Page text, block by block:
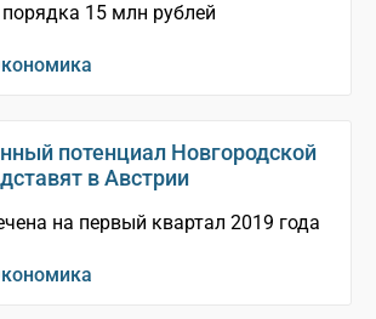
15 млн рублей
потенциал Новгородской
в Австрии
на первый квартал 2019 года